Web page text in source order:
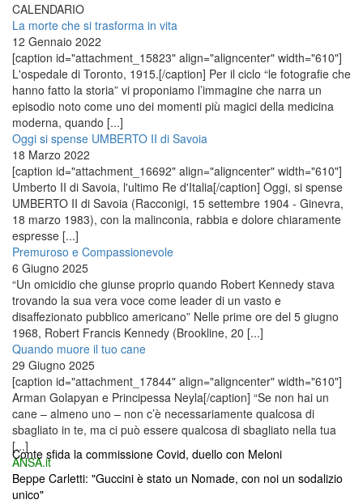
CALENDARIO
La morte che si trasforma in vita
12 Gennaio 2022
[caption id="attachment_15823" align="aligncenter" width="610"]
L'ospedale di Toronto, 1915.[/caption] Per il ciclo “le fotografie che
hanno fatto la storia” vi proponiamo l’immagine che narra un
episodio noto come uno dei momenti più magici della medicina
moderna, quando [...]
Oggi si spense UMBERTO II di Savoia
18 Marzo 2022
[caption id="attachment_16692" align="aligncenter" width="610"]
Umberto II di Savoia, l'ultimo Re d'Italia[/caption] Oggi, si spense
UMBERTO II di Savoia (Racconigi, 15 settembre 1904 - Ginevra,
18 marzo 1983), con la malinconia, rabbia e dolore chiaramente
espresse [...]
Premuroso e Compassionevole
6 Giugno 2025
“Un omicidio che giunse proprio quando Robert Kennedy stava
trovando la sua vera voce come leader di un vasto e
disaffezionato pubblico americano” Nelle prime ore del 5 giugno
1968, Robert Francis Kennedy (Brookline, 20 [...]
Quando muore il tuo cane
29 Giugno 2025
[caption id="attachment_17844" align="aligncenter" width="610"]
Arman Golapyan e Principessa Neyla[/caption] “Se non hai un
cane – almeno uno – non c’è necessariamente qualcosa di
sbagliato in te, ma ci può essere qualcosa di sbagliato nella tua
[...]
ANSA.it
Conte sfida la commissione Covid, duello con Meloni
Beppe Carletti: "Guccini è stato un Nomade, con noi un sodalizio
unico"